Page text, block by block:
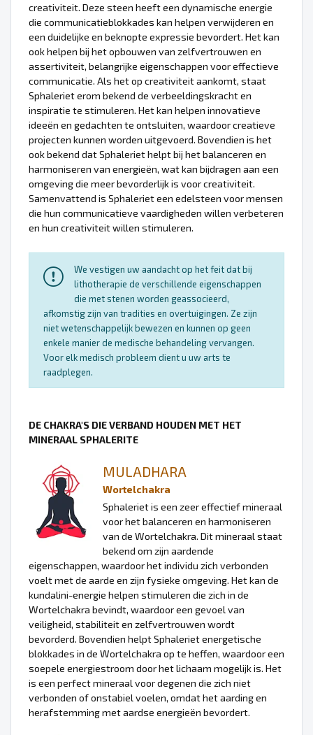
creativiteit. Deze steen heeft een dynamische energie
die communicatieblokkades kan helpen verwijderen en
een duidelijke en beknopte expressie bevordert. Het kan
ook helpen bij het opbouwen van zelfvertrouwen en
assertiviteit, belangrijke eigenschappen voor effectieve
communicatie. Als het op creativiteit aankomt, staat
Sphaleriet erom bekend de verbeeldingskracht en
inspiratie te stimuleren. Het kan helpen innovatieve
ideeën en gedachten te ontsluiten, waardoor creatieve
projecten kunnen worden uitgevoerd. Bovendien is het
ook bekend dat Sphaleriet helpt bij het balanceren en
harmoniseren van energieën, wat kan bijdragen aan een
omgeving die meer bevorderlijk is voor creativiteit.
Samenvattend is Sphaleriet een edelsteen voor mensen
die hun communicatieve vaardigheden willen verbeteren
en hun creativiteit willen stimuleren.
We vestigen uw aandacht op het feit dat bij
lithotherapie de verschillende eigenschappen
die met stenen worden geassocieerd,
afkomstig zijn van tradities en overtuigingen. Ze zijn
niet wetenschappelijk bewezen en kunnen op geen
enkele manier de medische behandeling vervangen.
Voor elk medisch probleem dient u uw arts te
raadplegen.
DE CHAKRA'S DIE VERBAND HOUDEN MET HET
MINERAAL SPHALERITE
MULADHARA
Wortelchakra
Sphaleriet is een zeer effectief mineraal
voor het balanceren en harmoniseren
van de Wortelchakra. Dit mineraal staat
bekend om zijn aardende
eigenschappen, waardoor het individu zich verbonden
voelt met de aarde en zijn fysieke omgeving. Het kan de
kundalini-energie helpen stimuleren die zich in de
Wortelchakra bevindt, waardoor een gevoel van
veiligheid, stabiliteit en zelfvertrouwen wordt
bevorderd. Bovendien helpt Sphaleriet energetische
blokkades in de Wortelchakra op te heffen, waardoor een
soepele energiestroom door het lichaam mogelijk is. Het
is een perfect mineraal voor degenen die zich niet
verbonden of onstabiel voelen, omdat het aarding en
herafstemming met aardse energieën bevordert.